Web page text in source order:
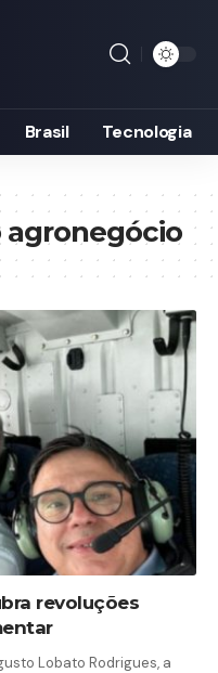
Brasil Tecnologia
agronegócio
revoluções
Lobato Rodrigues, a